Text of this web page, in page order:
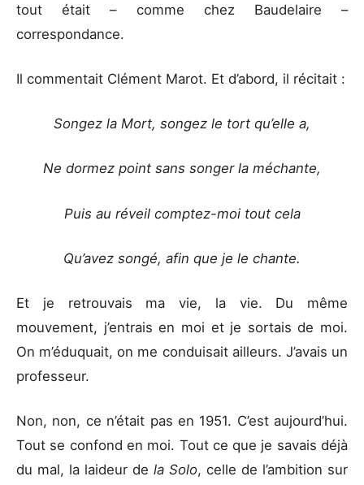
tout était – comme chez Baudelaire –
correspondance.
Il commentait Clément Marot. Et d’abord, il récitait :
Songez la Mort, songez le tort qu’elle a,
Ne dormez point sans songer la méchante,
Puis au réveil comptez-moi tout cela
Qu’avez songé, afin que je le chante.
Et je retrouvais ma vie, la vie. Du même
mouvement, j’entrais en moi et je sortais de moi.
On m’éduquait, on me conduisait ailleurs. J’avais un
professeur.
Non, non, ce n’était pas en 1951. C’est aujourd’hui.
Tout se confond en moi. Tout ce que je savais déjà
du mal, la laideur de la Solo, celle de l’ambition sur